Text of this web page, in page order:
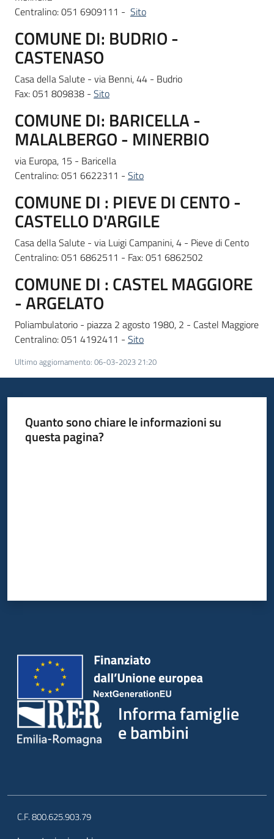
Centralino: 051 6909111 - Sito
COMUNE DI: BUDRIO -
CASTENASO
Casa della Salute - via Benni, 44 - Budrio
Fax: 051 809838 - Sito
COMUNE DI: BARICELLA -
MALALBERGO - MINERBIO
via Europa, 15 - Baricella
Centralino: 051 6622311 - Sito
COMUNE DI : PIEVE DI CENTO -
CASTELLO D'ARGILE
Casa della Salute - via Luigi Campanini, 4 - Pieve di Cento
Centralino: 051 6862511 - Fax: 051 6862502
COMUNE DI : CASTEL MAGGIORE
- ARGELATO
Poliambulatorio - piazza 2 agosto 1980, 2 - Castel Maggiore
Centralino: 051 4192411 - Sito
Ultimo aggiornamento: 06-03-2023 21:20
Quanto sono chiare le informazioni su
questa pagina?
Informa famiglie
e bambini
C.F. 800.625.903.79